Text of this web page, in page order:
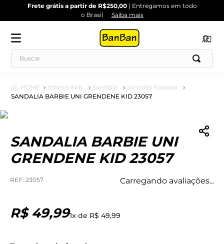
Frete grátis a partir de R$250,00| Entregamos em todo
o Brasil
Saiba mais
Infantil Kids Sandália
Sandália Rasteira
SANDALIA BARBIE UNI GRENDENE KID 23057
SANDALIA BARBIE UNI
GRENDENE KID 23057
: 23057 Carregando avaliações...
R$ 49,991x de R$ 49,99